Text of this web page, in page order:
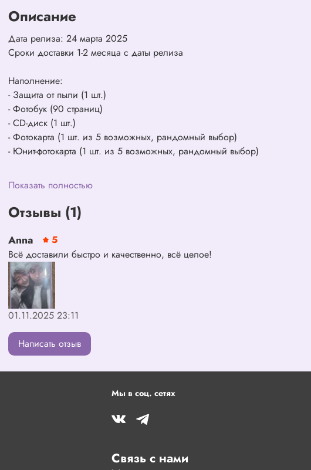
Описание
Дата релиза: 24 марта 2025
Сроки доставки 1-2 месяца с даты релиза
Наполнение:
- Защита от пыли (1 шт.)
- Фотобук (90 страниц)
- CD-диск (1 шт.)
- Фотокарта (1 шт. из 5 возможных, рандомный выбор)
- Юнит-фотокарта (1 шт. из 5 возможных, рандомный выбор)
Показать полностью
Отзывы (1)
Anna
5
Всё доставили быстро и качественно, всё целое!
01.11.2025 23:11
Написать отзыв
Мы в соц. сетях
Связь с нами